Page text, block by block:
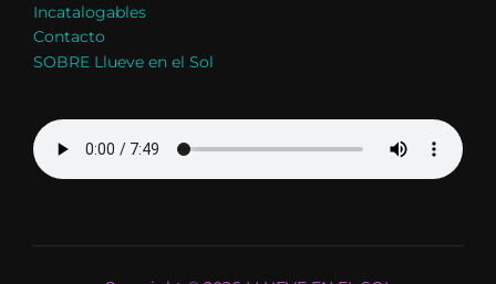
Incatalogables
Contacto
SOBRE Llueve en el Sol